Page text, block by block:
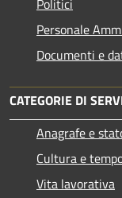
Politici
Personale
Documenti e
CATEGORIE DI
Anagrafe e
Cultura e
Vita lavorativa